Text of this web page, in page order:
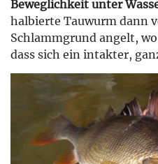
Beweglichkeit unter
halbierte Tauwurm dann
Schlammgrund angelt,
dass sich ein intakter,